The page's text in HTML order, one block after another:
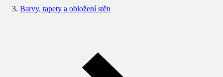
Barvy, tapety a obložení stěn